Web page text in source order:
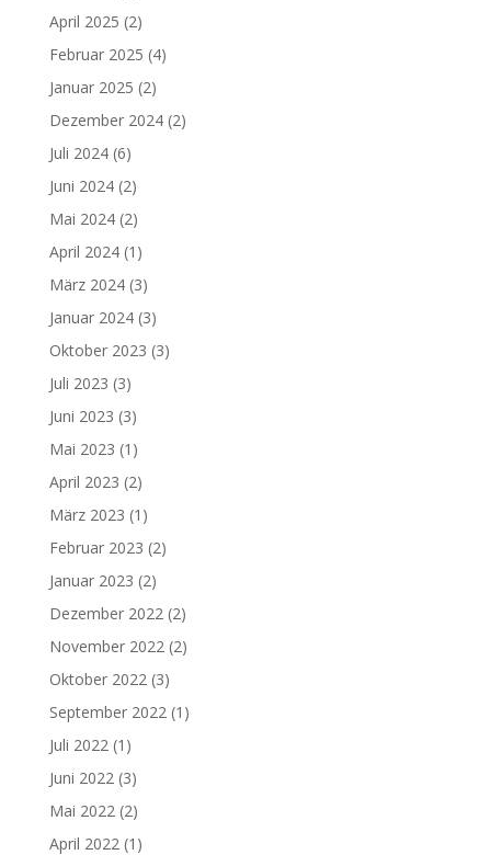
April 2025 (2)
Februar 2025 (4)
Januar 2025 (2)
Dezember 2024(2)
Juli 2024(6)
Juni 2024(2)
Mai 2024(2)
April 2024(1)
März 2024(3)
Januar 2024(3)
Oktober 2023 (3)
Juli 2023 (3)
Juni 2023 (3)
Mai 2023 (1)
April 2023 (2)
März 2023 (1)
Februar 2023 (2)
Januar 2023 (2)
Dezember 2022(2)
November 2022(2)
Oktober 2022(3)
September 2022(1)
Juli 2022(1)
Juni 2022(3)
Mai 2022(2)
April 2022(1)